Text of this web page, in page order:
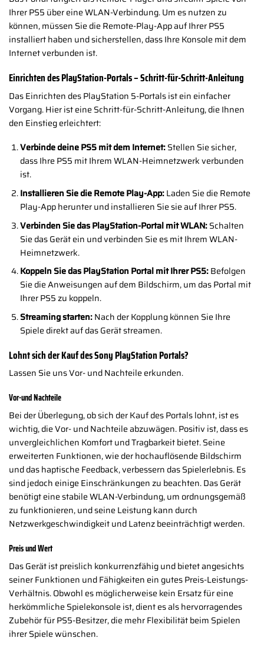
Ihrer PS5 über eine WLAN-Verbindung. Um es nutzen zu
können, müssen Sie die Remote-Play-App auf Ihrer PS5
installiert haben und sicherstellen, dass Ihre Konsole mit dem
Internet verbunden ist.
Einrichten des PlayStation-Portals – Schritt-für-Schritt-Anleitung
Das Einrichten des PlayStation 5-Portals ist ein einfacher
Vorgang. Hier ist eine Schritt-für-Schritt-Anleitung, die Ihnen
den Einstieg erleichtert:
Verbinde deine PS5 mit dem Internet:Stellen Sie sicher,
dass Ihre PS5 mit Ihrem WLAN-Heimnetzwerk verbunden
ist.
Installieren Sie die Remote Play-App:Laden Sie die Remote
Play-App herunter und installieren Sie sie auf Ihrer PS5.
Verbinden Sie das PlayStation-Portal mit WLAN:Schalten
Sie das Gerät ein und verbinden Sie es mit Ihrem WLAN-
Heimnetzwerk.
Koppeln Sie das PlayStation Portal mit Ihrer PS5:Befolgen
Sie die Anweisungen auf dem Bildschirm, um das Portal mit
Ihrer PS5 zu koppeln.
Streaming starten:Nach der Kopplung können Sie Ihre
Spiele direkt auf das Gerät streamen.
Lohnt sich der Kauf des Sony PlayStation Portals?
Lassen Sie uns Vor- und Nachteile erkunden.
Vor-und Nachteile
Bei der Überlegung, ob sich der Kauf des Portals lohnt, ist es
wichtig, die Vor- und Nachteile abzuwägen. Positiv ist, dass es
unvergleichlichen Komfort und Tragbarkeit bietet. Seine
erweiterten Funktionen, wie der hochauflösende Bildschirm
und das haptische Feedback, verbessern das Spielerlebnis. Es
sind jedoch einige Einschränkungen zu beachten. Das Gerät
benötigt eine stabile WLAN-Verbindung, um ordnungsgemäß
zu funktionieren, und seine Leistung kann durch
Netzwerkgeschwindigkeit und Latenz beeinträchtigt werden.
Preis und Wert
Das Gerät ist preislich konkurrenzfähig und bietet angesichts
seiner Funktionen und Fähigkeiten ein gutes Preis-Leistungs-
Verhältnis. Obwohl es möglicherweise kein Ersatz für eine
herkömmliche Spielekonsole ist, dient es als hervorragendes
Zubehör für PS5-Besitzer, die mehr Flexibilität beim Spielen
ihrer Spiele wünschen.